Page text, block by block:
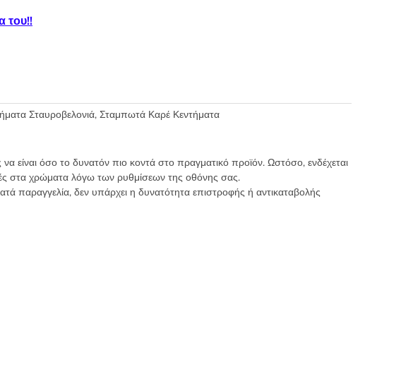
του!!
Σταυροβελονιά, Σταμπωτά Καρέ Κεντήματα
είναι όσο το δυνατόν πιο κοντά στο πραγματικό προϊόν. Ωστόσο, ενδέχεται
στα χρώματα λόγω των ρυθμίσεων της οθόνης σας.
παραγγελία, δεν υπάρχει η δυνατότητα επιστροφής ή αντικαταβολής